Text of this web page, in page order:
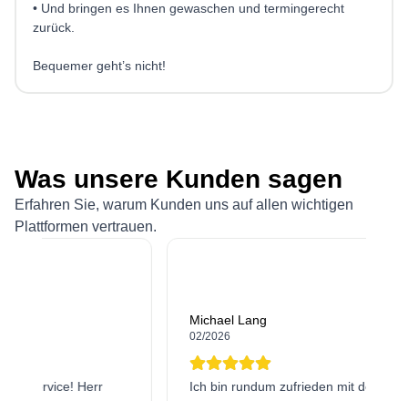
• Und bringen es Ihnen gewaschen und termingerecht
zurück.
Bequemer geht’s nicht!
Was unsere Kunden sagen
Erfahren Sie, warum Kunden uns auf allen wichtigen
Plattformen vertrauen.
Ich bin rundum zufrieden mit dem Autohaus. Die